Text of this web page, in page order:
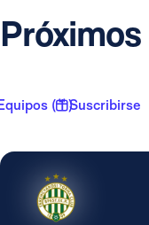
( 1 )Suscribirse